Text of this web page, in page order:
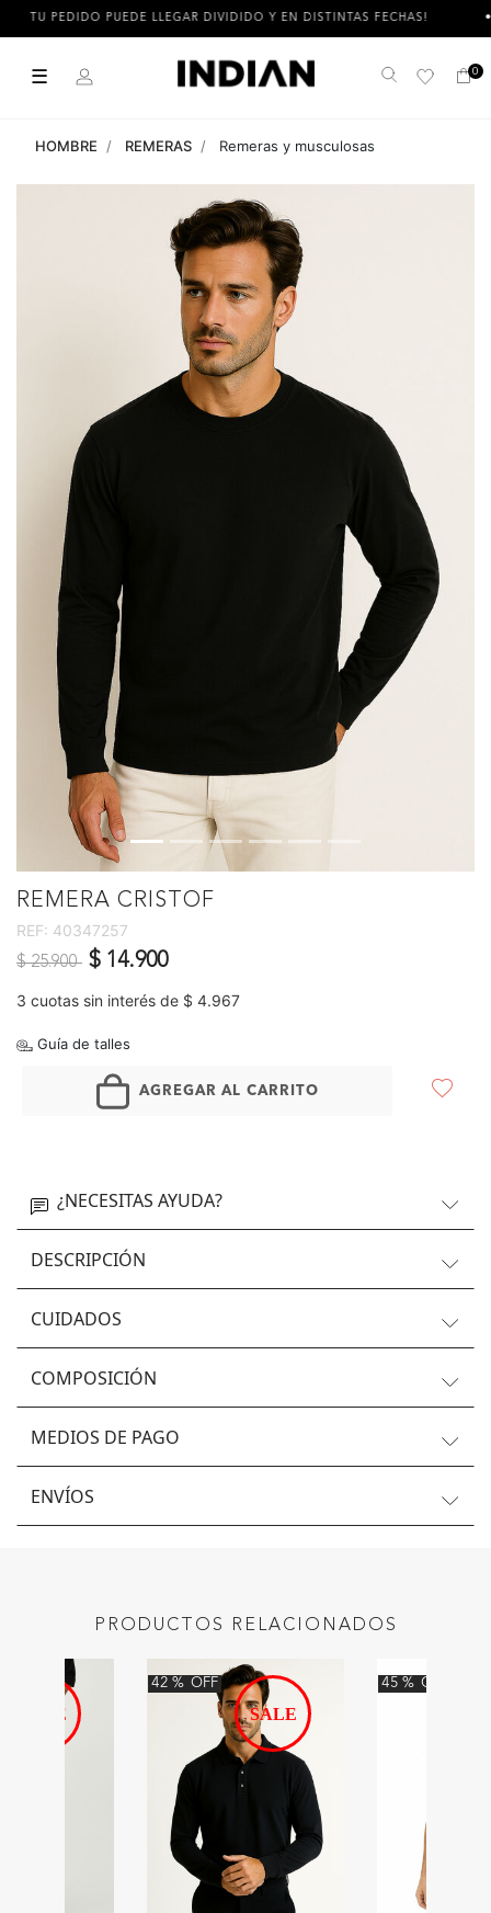
PEDIDO PUEDE LLEGAR DIVIDIDO Y EN DISTINTAS FECHAS! 3
☰ Buscar 0
HOMBRE REMERAS Remeras y musculosas
REMERA CRISTOF
REF: 40347257
Precio reducido de
$ 25.900 a$ 14.900
3 cuotas sin interés de $ 4.967
Guía de talles
AGREGAR AL CARRITO
¿NECESITAS AYUDA?
DESCRIPCIÓN
CUIDADOS
COMPOSICIÓN
MEDIOS DE PAGO
ENVÍOS
PRODUCTOS RELACIONADOS
42% OFF 45% OFF